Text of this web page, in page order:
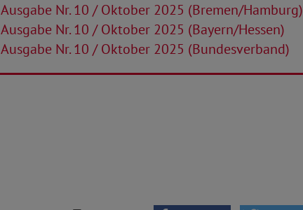
Ausgabe Nr. 10 / Oktober 2025 (Bremen/Hamburg)
Ausgabe Nr. 10 / Oktober 2025 (Bayern/Hessen)
Ausgabe Nr. 10 / Oktober 2025 (Bundesverband)